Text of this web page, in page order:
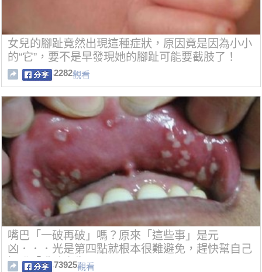
女兒的腳趾竟然出現這種症狀，原因竟是因為小小
的“它”，要不是早發現她的腳趾可能要截肢了！
2282觀看
嘴巴「一破再破」嗎？原來「這些事」是元
凶．．．光是第四點就根本很難避免，趕快幫自己
擺脫「嘴破人生」！
73925觀看